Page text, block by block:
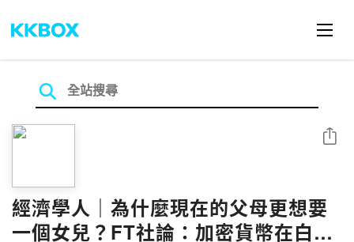
經濟學人｜為什麼現在的父母更想要
一個女兒？FT社論：加密貨幣在白宮
分享